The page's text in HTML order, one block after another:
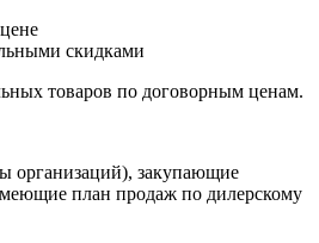
скидками
товаров по договорным ценам.
организаций), закупающие
план продаж по дилерскому